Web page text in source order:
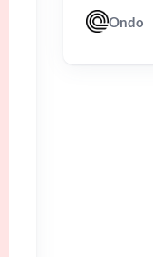
Ondo